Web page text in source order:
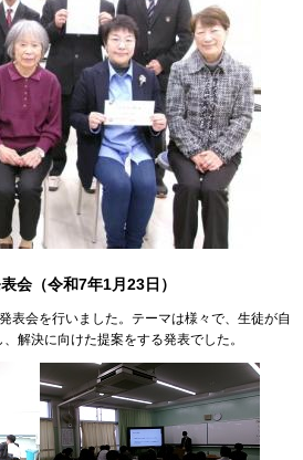
会（令和7年1月23日）
表会を行いました。テーマは様々で、生徒が自
解決に向けた提案をする発表でした。